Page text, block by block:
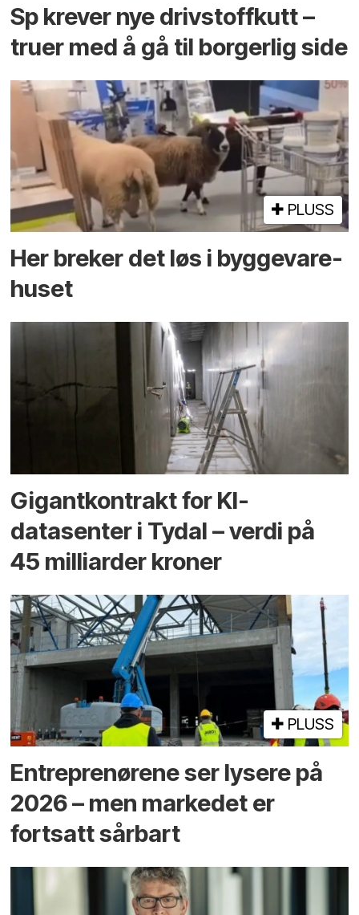
Sp krever nye drivstoffkutt –
truer med å gå til borgerlig side
PLUSS
Her breker det løs i bygge­vare­
huset
Gigantkontrakt for KI-
datasenter i Tydal – verdi på
45 milliarder kroner
PLUSS
Entreprenørene ser lysere på
2026 – men markedet er
fortsatt sårbart